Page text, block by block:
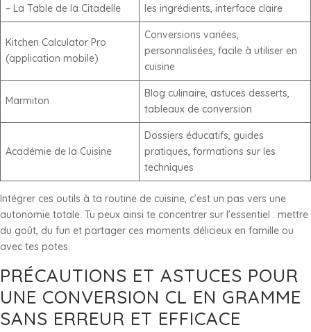
– La Table de la Citadelle les ingrédients, interface claire
Kitchen Calculator Pro
(application mobile)
Conversions variées,
personnalisées, facile à utiliser en
cuisine
Marmiton
Blog culinaire, astuces desserts,
tableaux de conversion
Académie de la Cuisine
Dossiers éducatifs, guides
pratiques, formations sur les
techniques
Intégrer ces outils à ta routine de cuisine, c’est un pas vers une
autonomie totale. Tu peux ainsi te concentrer sur l’essentiel : mettre
du goût, du fun et partager ces moments délicieux en famille ou
avec tes potes.
PRÉCAUTIONS ET ASTUCES POUR
UNE CONVERSION CL EN GRAMME
SANS ERREUR ET EFFICACE